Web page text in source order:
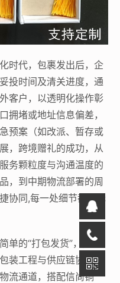
时代，包裹发出后，企
投时间及清关进度，通
客户，以透明化操作彰
拥堵或地址信息偏差，
预案（如改派、暂存或
，跨境赠礼的成功，从
务颗粒度与沟通温度的
，到中期物流部署的周
协同,每一处细节都在无
单的“打包发货”，而是
装工程与供应链协同的
流通道，搭配信尚铜